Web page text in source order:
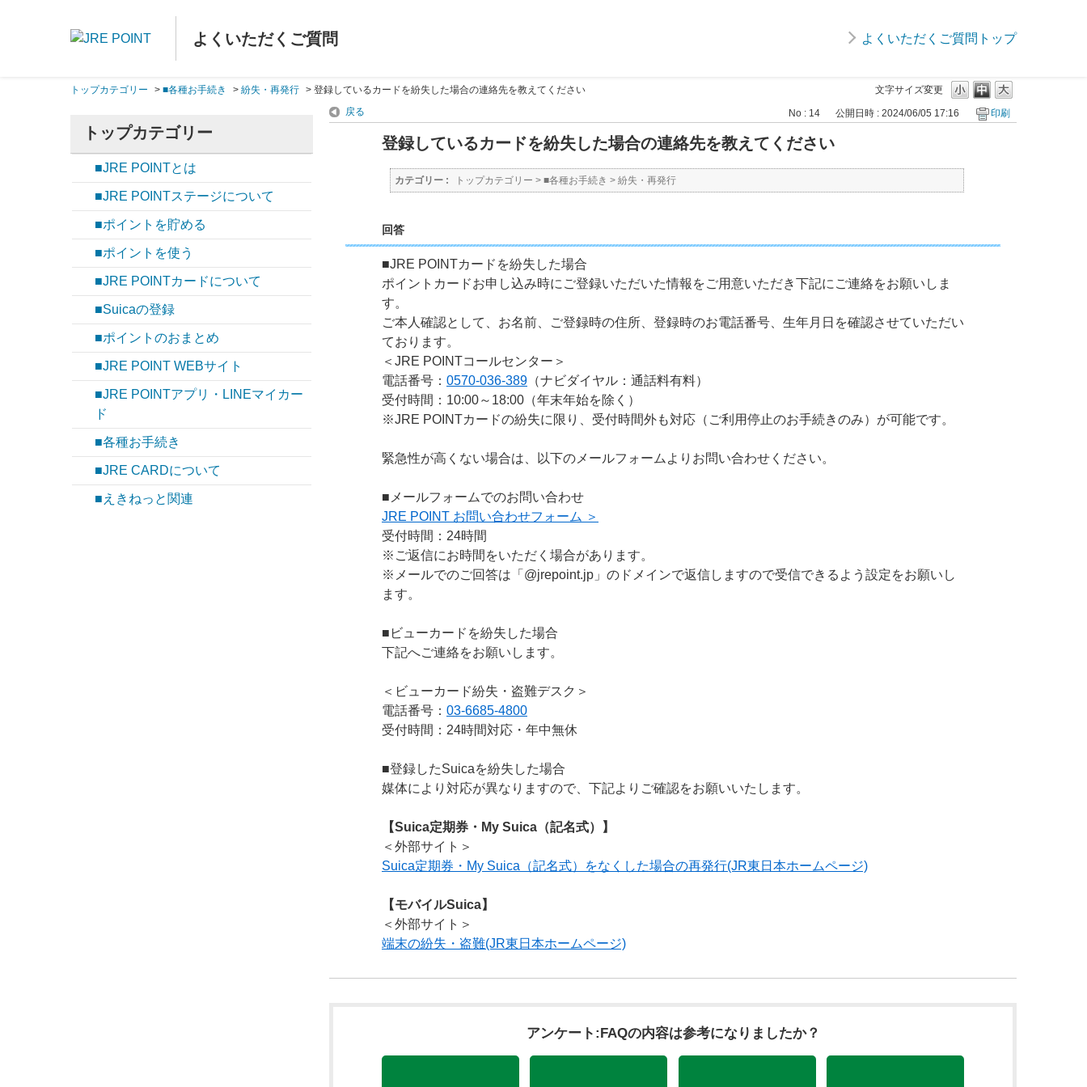
よくいただくご質問 よくいただくご質問トップ
文字サイズ変更
トップカテゴリー > ■各種お手続き > 紛失・再発行 > 登録しているカードを紛失した場合の連絡先を教えてください
トップカテゴリー
■JRE POINTとは
■JRE POINTステージについて
■ポイントを貯める
■ポイントを使う
■JRE POINTカードについて
■Suicaの登録
■ポイントのおまとめ
■JRE POINT WEBサイト
■JRE POINTアプリ・LINEマイカー
ド
■各種お手続き
■JRE CARDについて
■えきねっと関連
戻る No : 14 公開日時 : 2024/06/05 17:16 印刷
登録しているカードを紛失した場合の連絡先を教えてください
カテゴリー : トップカテゴリー > ■各種お手続き > 紛失・再発行
回答
■JRE POINTカードを紛失した場合
ポイントカードお申し込み時にご登録いただいた情報をご用意いただき下記にご連絡をお願いしま
す。
ご本人確認として、お名前、ご登録時の住所、登録時のお電話番号、生年月日を確認させていただい
ております。
＜JRE POINTコールセンター＞
電話番号： 0570-036-389 （ナビダイヤル：通話料有料）
受付時間：10:00～18:00（年末年始を除く）
※JRE POINTカードの紛失に限り、受付時間外も対応（ご利用停止のお手続きのみ）が可能です。
緊急性が高くない場合は、以下のメールフォームよりお問い合わせください。
■メールフォームでのお問い合わせ
JRE POINT お問い合わせフォーム ＞
受付時間：24時間
※ご返信にお時間をいただく場合があります。
※メールでのご回答は「@jrepoint.jp」のドメインで返信しますので受信できるよう設定をお願いし
ます。
■ビューカードを紛失した場合
下記へご連絡をお願いします。
＜ビューカード紛失・盗難デスク＞
電話番号： 03-6685-4800
受付時間：24時間対応・年中無休
■登録したSuicaを紛失した場合
媒体により対応が異なりますので、下記よりご確認をお願いいたします。
【Suica定期券・My Suica（記名式）】
＜外部サイト＞
Suica定期券・My Suica（記名式）をなくした場合の再発行(JR東日本ホームページ)
【モバイルSuica】
＜外部サイト＞
端末の紛失・盗難(JR東日本ホームページ)
アンケート:FAQの内容は参考になりましたか？